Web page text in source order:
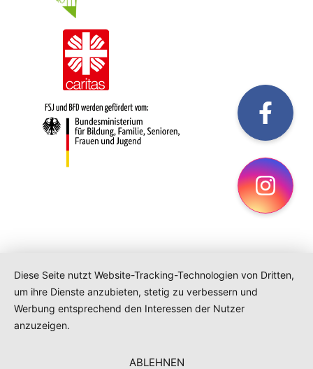
Diese Seite nutzt Website-Tracking-Technologien von Dritten,
um ihre Dienste anzubieten, stetig zu verbessern und
Werbung entsprechend den Interessen der Nutzer
anzuzeigen.
ABLEHNEN